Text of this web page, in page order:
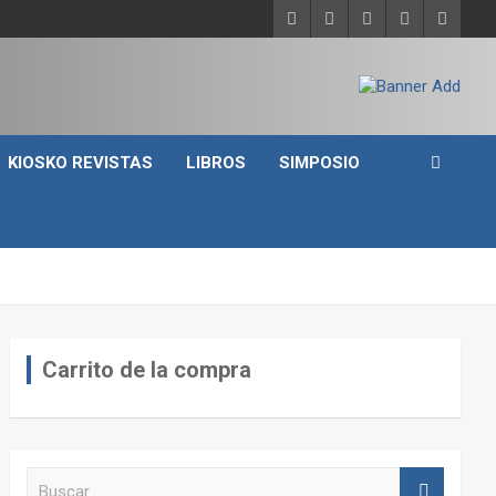
KIOSKO REVISTAS LIBROS SIMPOSIO
Carrito de la compra